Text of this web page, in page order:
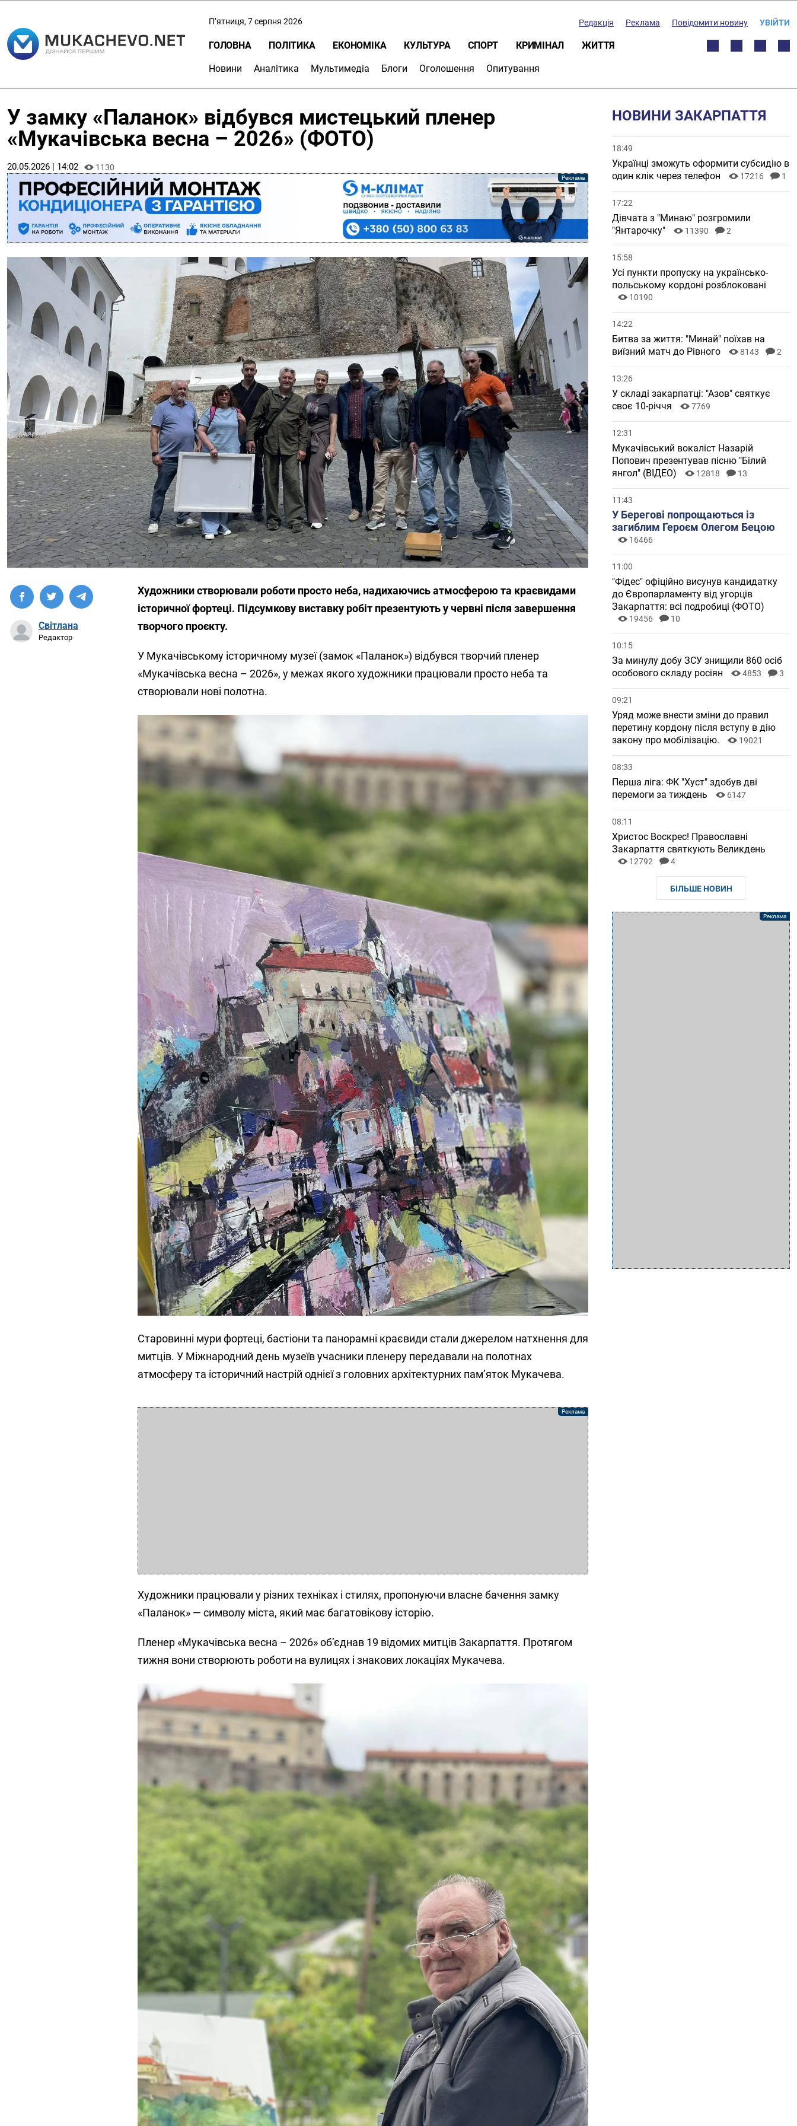
П’ятниця, 7 серпня 2026 Редакція Реклама Повідомити новину УВІЙТИ
ГОЛОВНА ПОЛІТИКА ЕКОНОМІКА КУЛЬТУРА СПОРТ КРИМІНАЛ ЖИТТЯ
Новини Аналітика Мультимедіа Блоги Оголошення Опитування
У замку «Паланок» відбувся мистецький пленер
«Мукачівська весна – 2026» (ФОТО)
20.05.2026 | 14:02 1130
Світлана
Редактор
Художники створювали роботи просто неба, надихаючись атмосферою та краєвидами
історичної фортеці. Підсумкову виставку робіт презентують у червні після завершення
творчого проєкту.
У Мукачівському історичному музеї (замок «Паланок») відбувся творчий пленер
«Мукачівська весна – 2026», у межах якого художники працювали просто неба та
створювали нові полотна.
Старовинні мури фортеці, бастіони та панорамні краєвиди стали джерелом натхнення для
митців. У Міжнародний день музеїв учасники пленеру передавали на полотнах
атмосферу та історичний настрій однієї з головних архітектурних пам’яток Мукачева.
Художники працювали у різних техніках і стилях, пропонуючи власне бачення замку
«Паланок» — символу міста, який має багатовікову історію.
Пленер «Мукачівська весна – 2026» об’єднав 19 відомих митців Закарпаття. Протягом
тижня вони створюють роботи на вулицях і знакових локаціях Мукачева.
НОВИНИ ЗАКАРПАТТЯ
18:49
Українці зможуть оформити субсидію в
один клік через телефон
17216 1
17:22
Дівчата з "Минаю" розгромили
"Янтарочку"
11390 2
15:58
Усі пункти пропуску на українсько-
польському кордоні розблоковані
10190
14:22
Битва за життя: "Минай" поїхав на
виїзний матч до Рівного
8143 2
13:26
У складі закарпатці: "Азов" святкує
своє 10-річчя
7769
12:31
Мукачівський вокаліст Назарій
Попович презентував пісню "Білий
янгол" (ВІДЕО)
12818 13
11:43
У Берегові попрощаються із
загиблим Героєм Олегом Бецою
16466
11:00
"Фідес" офіційно висунув кандидатку
до Європарламенту від угорців
Закарпаття: всі подробиці (ФОТО)
19456 10
10:15
За минулу добу ЗСУ знищили 860 осіб
особового складу росіян
4853 3
09:21
Уряд може внести зміни до правил
перетину кордону після вступу в дію
закону про мобілізацію.
19021
08:33
Перша ліга: ФК "Хуст" здобув дві
перемоги за тиждень
6147
08:11
Христос Воскрес! Православні
Закарпаття святкують Великдень
12792 4
БІЛЬШЕ НОВИН